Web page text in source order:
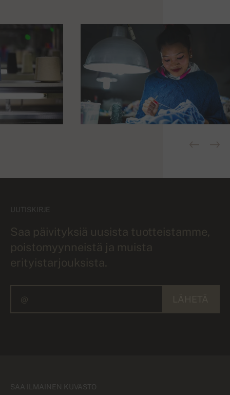
UUTISKIRJE
Saa päivityksiä uusista tuotteistamme,
poistomyynneistä ja muista
erityistarjouksista.
SAA ILMAINEN KUVASTO